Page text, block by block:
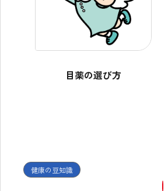
目薬の選び方
健康の豆知識